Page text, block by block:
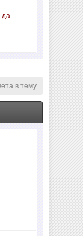
да...
в тему